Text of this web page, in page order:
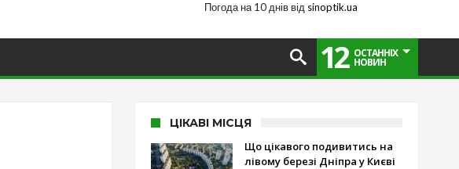
Погода на 10 днів від sinoptik.ua
12 ОСТАННІХ
НОВИН
ЦІКАВІ МІСЦЯ
Що цікавого подивитись на
лівому березі Дніпра у Києві